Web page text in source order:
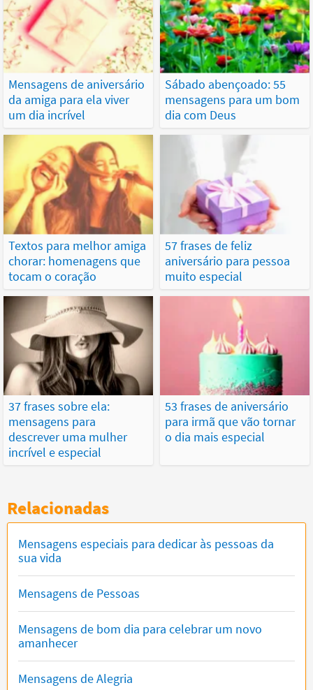
Mensagens de aniversário
da amiga para ela viver
um dia incrível
Sábado abençoado: 55
mensagens para um bom
dia com Deus
Textos para melhor amiga
chorar: homenagens que
tocam o coração
57 frases de feliz
aniversário para pessoa
muito especial
37 frases sobre ela:
mensagens para
descrever uma mulher
incrível e especial
53 frases de aniversário
para irmã que vão tornar
o dia mais especial
Relacionadas
Mensagens especiais para dedicar às pessoas da
sua vida
Mensagens de Pessoas
Mensagens de bom dia para celebrar um novo
amanhecer
Mensagens de Alegria